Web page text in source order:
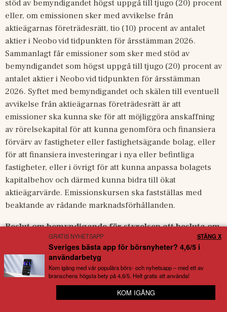
stöd av bemyndigandet högst uppgå till tjugo (20) procent
eller, om emissionen sker med avvikelse från
aktieägarnas företrädesrätt, tio (10) procent av antalet
aktier i Neobo vid tidpunkten för årsstämman 2026.
Sammanlagt får emissioner som sker med stöd av
bemyndigandet som högst uppgå till tjugo (20) procent av
antalet aktier i Neobo vid tidpunkten för årsstämman
2026. Syftet med bemyndigandet och skälen till eventuell
avvikelse från aktieägarnas företrädesrätt är att
emissioner ska kunna ske för att möjliggöra anskaffning
av rörelsekapital för att kunna genomföra och finansiera
förvärv av fastigheter eller fastighetsägande bolag, eller
för att finansiera investeringar i nya eller befintliga
fastigheter, eller i övrigt för att kunna anpassa bolagets
kapitalbehov och därmed kunna bidra till ökat
aktieägarvärde. Emissionskursen ska fastställas med
beaktande av rådande marknadsförhållanden.
Beslut om bemyndigande för styrelsen att besluta om
återköp och överlåtelse av egna aktier (punkt 16)
Styrelsen föreslår att årsstämman bemyndigar styrelsen
att besluta om återköp av egna aktier på nedanstående
huvudsakliga villkor.
📱 Appen av börsnördar, för börsnördar
GRATIS NYHETSAPP
Sveriges bästa app för börsnyheter? 4,6/5 i
användarbetyg
Kom igång med vår populära börs- och nyhetsapp – med ett av
branschens högsta bety på 4,6/5. Helt gratis att använda!
KOM IGÅNG
STÄNG X